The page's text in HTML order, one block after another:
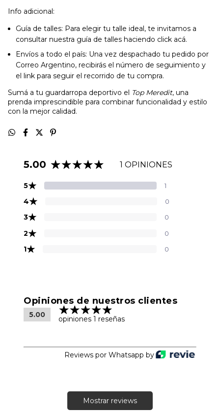
Info adicional:
Guía de talles: Para elegir tu talle ideal, te invitamos a
consultar nuestra guía de talles haciendo click acá.
Envíos a todo el país: Una vez despachado tu pedido por
Correo Argentino, recibirás el número de seguimiento y
el link para seguir el recorrido de tu compra.
Sumá a tu guardarropa deportivo el Top Meredit, una
prenda imprescindible para combinar funcionalidad y estilo
con la mejor calidad.
5.00 1 OPINIONES
5★ 1
4★ 0
3★ 0
2★ 0
1★ 0
Opiniones de nuestros clientes
5.00 opiniones 1 reseñas
Reviews por Whatsapp by
Mostrar reviews